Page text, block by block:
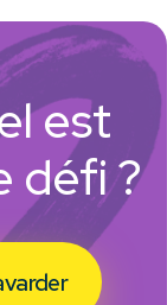
est
défi ?